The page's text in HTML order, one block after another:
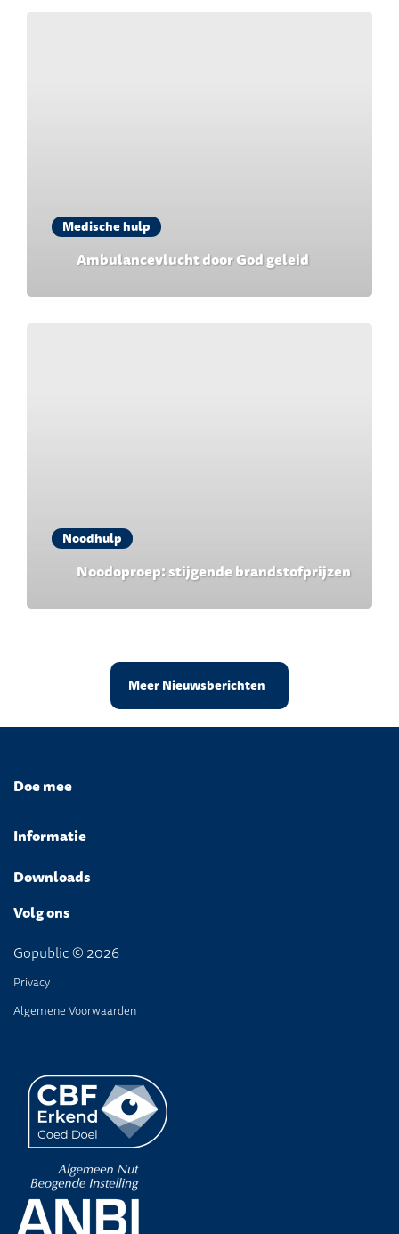
Medische hulp
Ambulancevlucht door God geleid
Noodhulp
Noodoproep: stijgende brandstofprijzen
Meer Nieuwsberichten
Doe mee
Informatie
Downloads
Volg ons
Gopublic © 2026
Privacy
Algemene Voorwaarden